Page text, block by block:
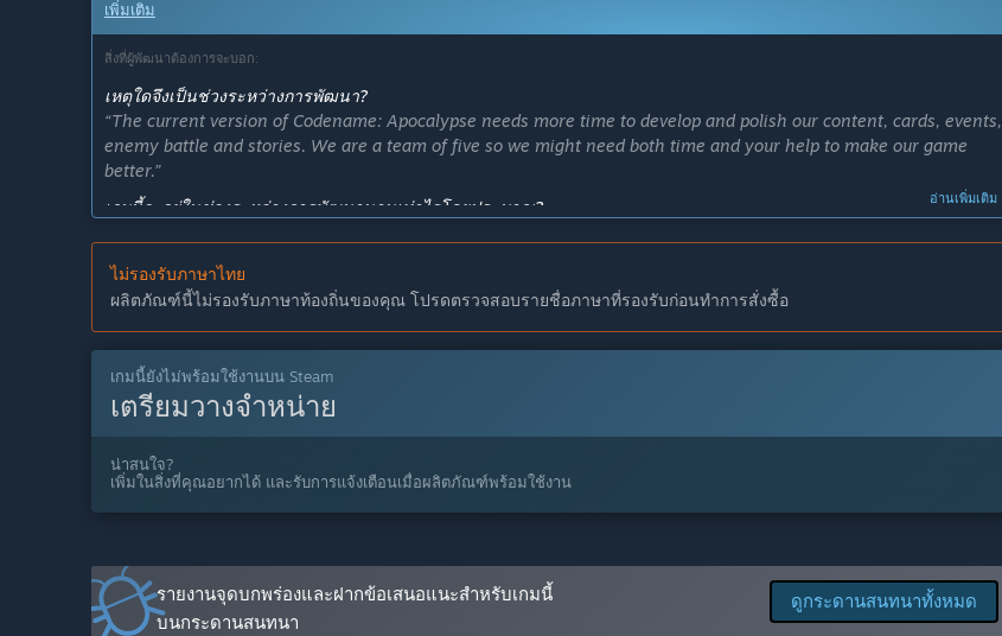
เพิ่มเติม
สิ่งที่ผู้พัฒนาต้องการจะบอก:
เหตุใดจึงเป็นช่วงระหว่างการพัฒนา?
“The current version of Codename: Apocalypse needs more time to develop and polish our content, cards, events,
enemy battle and stories. We are a team of five so we might need both time and your help to make our game
better.”
เกมนี้จะอยู่ในช่วงระหว่างการพัฒนานานเท่าไรโดยประมาณ?
เวอร์ชันเต็มได้ถูกวางแผนไว้ให้แตกต่างจากเวอร์ชันระหว่างการพัฒนาอย่างไร?
“There will be more story arcs, new types of cards and enemies in the future.”
สถานะปัจจุบันของเวอร์ชันระหว่างการพัฒนาเป็นอย่างไร?
“For now, the Early Access version will contain the first chapter of our game, and about 50 cards for the players
to choose from. Players will be able to experience three different endings in the game.”
เกมจะมีราคาเปลี่ยนแปลงไปหรือไม่ในระหว่างและหลังจากช่วงระหว่างการพัฒนา?
“Yes, we will increase our price with our major update released.”
คุณกำลังวางแผนให้ชุมชนมีส่วนร่วมในขั้นตอนการพัฒนาของคุณอย่างไร?
อ่านเพิ่มเติม
ไม่รองรับภาษาไทย
ผลิตภัณฑ์นี้ไม่รองรับภาษาท้องถิ่นของคุณ โปรดตรวจสอบรายชื่อภาษาที่รองรับก่อนทำการสั่งซื้อ
เกมนี้ยังไม่พร้อมใช้งานบน Steam
เตรียมวางจำหน่าย
น่าสนใจ?
เพิ่มในสิ่งที่คุณอยากได้ และรับการแจ้งเตือนเมื่อผลิตภัณฑ์พร้อมใช้งาน
ดูกระดานสนทนาทั้งหมด
รายงานจุดบกพร่องและฝากข้อเสนอแนะสำหรับเกมนี้
บนกระดานสนทนา